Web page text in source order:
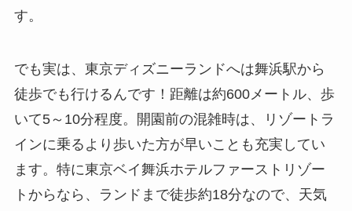
す。
でも実は、東京ディズニーランドへは舞浜駅から
徒歩でも行けるんです！距離は約600メートル、歩
いて5～10分程度。開園前の混雑時は、リゾートラ
インに乗るより歩いた方が早いことも充実してい
ます。特に東京ベイ舞浜ホテルファーストリゾー
トからなら、ランドまで徒歩約18分なので、天気